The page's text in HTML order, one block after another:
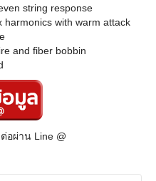
string response
harmonics with warm attack
and fiber bobbin
อผ่าน Line @